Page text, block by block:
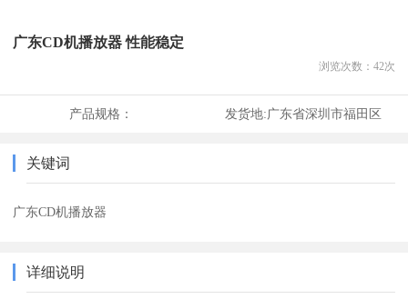
广东CD机播放器 性能稳定
浏览次数： 42次
产品规格： 发货地:广东省深圳市福田区
关键词
广东CD机播放器
详细说明